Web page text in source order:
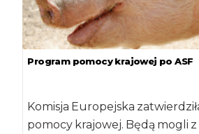
Program pomocy krajowej po ASF
Komisja Europejska
pomocy krajowej. Będą mogli